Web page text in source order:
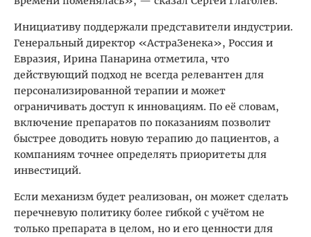
Инициативу поддержали представители индустрии.
Генеральный директор «АстраЗенека», Россия и
Евразия, Ирина Панарина отметила, что
действующий подход не всегда релевантен для
персонализированной терапии и может
ограничивать доступ к инновациям. По её словам,
включение препаратов по показаниям позволит
быстрее доводить новую терапию до пациентов, а
компаниям точнее определять приоритеты для
инвестиций.
Если механизм будет реализован, он может сделать
перечневую политику более гибкой с учётом не
только препарата в целом, но и его ценности для